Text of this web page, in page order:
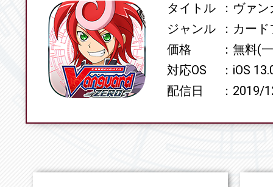
SPECタイトル
ヴァン
ジャンル
カード
価格
無料(
対応OS
iOS
配信日
2019/